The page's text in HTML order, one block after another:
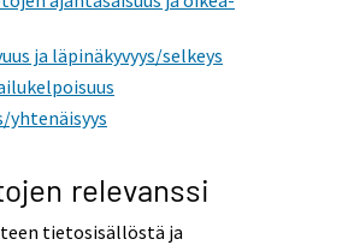
ja läpinäkyvyys/selkeys
yhtenäisyys
relevanssi
tietosisällöstä ja